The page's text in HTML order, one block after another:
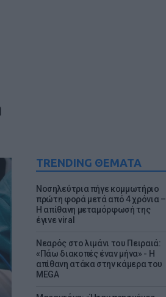
TRENDING ΘΕΜΑΤΑ
Νοσηλεύτρια πήγε κομμωτήριο
πρώτη φορά μετά από 4 χρόνια –
Η απίθανη μεταμόρφωσή της
έγινε viral
Νεαρός στο λιμάνι του Πειραιά:
«Πάω διακοπές έναν μήνα» - Η
απίθανη ατάκα στην κάμερα του
MEGA